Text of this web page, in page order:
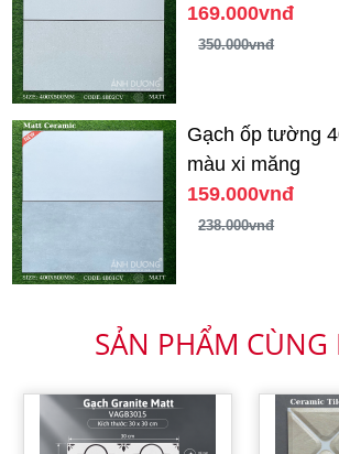
169.000vnđ
350.000vnđ
Gạch ốp tường
màu xi măng
159.000vnđ
238.000vnđ
SẢN PHẨM CÙNG